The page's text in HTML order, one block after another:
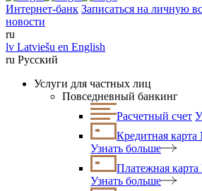
Интернет-банк Записаться на личную
новости
ru
lv Latviešu en English
ru Русский
Услуги для частных лиц
Повседневный банкинг
Расчетный счет
Кредитная карта
Узнать больше
Платежная карта
Узнать больше